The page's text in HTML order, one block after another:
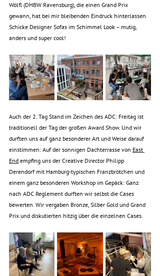
Wölfl (DHBW Ravensburg), die einen Grand Prix
gewann, hat bei mir bleibenden Eindruck hinterlassen.
Schicke Designer Sofas im Schimmel Look – mutig,
anders und super cool!
Auch der 2. Tag Stand im Zeichen des ADC: Freitag ist
traditionell der Tag der großen Award Show. Und wir
durften uns auf ganz besonderer Art und Weise darauf
einstimmen: Auf der sonnigen Dachterrasse von East
End empfing uns der Creative Director Philipp
Derendorf mit Hamburg-typischen Franzbrötchen und
einem ganz besonderen Workshop im Gepäck: Ganz
nach ADC Reglement durften wir selbst die Cases
bewerten. Wir vergaben Bronze, Silber Gold und Grand
Prix und diskutierten hitzig über die einzelnen Cases.